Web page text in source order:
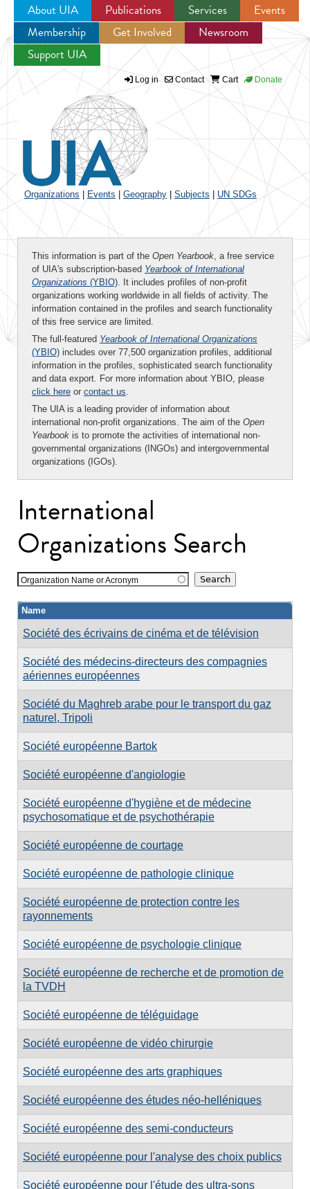
Jump to navigation
About UIA Publications Services
Events
Membership
Get Involved
Newsroom
Support UIA
Log in Contact Cart Donate
Organizations Events Geography Subjects UN SDGs
This information is part of the Open Yearbook, a free service
of UIA's subscription-based Yearbook of International
Organizations (YBIO). It includes profiles of non-profit
organizations working worldwide in all fields of activity. The
information contained in the profiles and search functionality
of this free service are limited.
The full-featured Yearbook of International Organizations
(YBIO) includes over 77,500 organization profiles, additional
information in the profiles, sophisticated search functionality
and data export. For more information about YBIO, please
click here or contact us.
The UIA is a leading provider of information about
international non-profit organizations. The aim of the Open
Yearbook is to promote the activities of international non-
governmental organizations (INGOs) and intergovernmental
organizations (IGOs).
International
Organizations Search
Organization Name or Acronym
Name
Société des écrivains de cinéma et de télévision
Société des médecins-directeurs des compagnies
aériennes européennes
Société du Maghreb arabe pour le transport du gaz
naturel, Tripoli
Société européenne Bartok
Société européenne d'angiologie
Société européenne d'hygiène et de médecine
psychosomatique et de psychothérapie
Société européenne de courtage
Société européenne de pathologie clinique
Société européenne de protection contre les
rayonnements
Société européenne de psychologie clinique
Société européenne de recherche et de promotion de
la TVDH
Société européenne de téléguidage
Société européenne de vidéo chirurgie
Société européenne des arts graphiques
Société européenne des études néo-helléniques
Société européenne des semi-conducteurs
Société européenne pour l'analyse des choix publics
Société européenne pour l'étude des ultra-sons